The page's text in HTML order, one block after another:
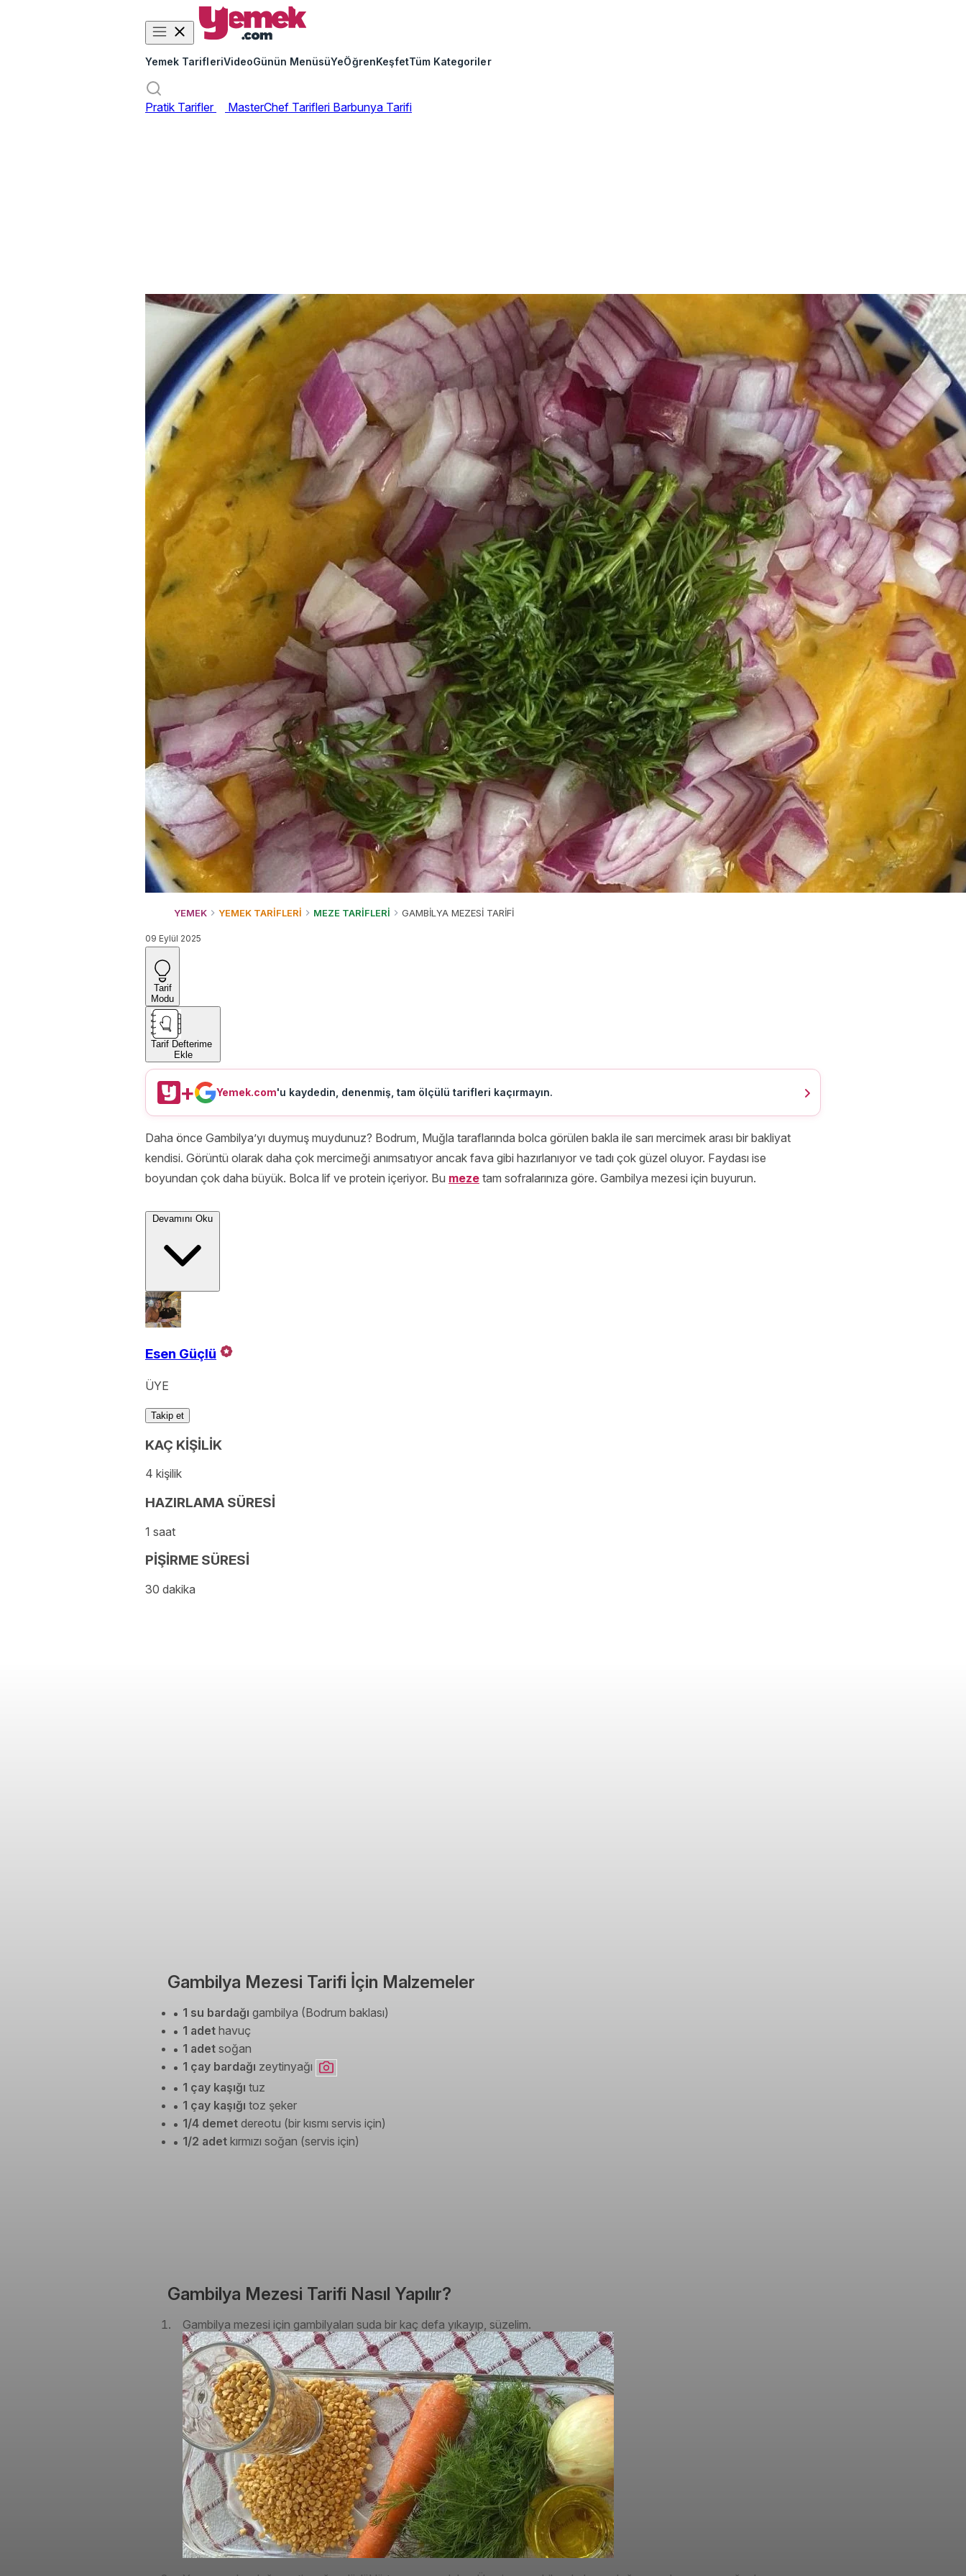
Yemek TarifleriVideoGünün MenüsüYeÖğrenKeşfetTüm Kategoriler
Pratik Tarifler MasterChef Tarifleri Barbunya Tarifi
YEMEK YEMEK TARİFLERİ MEZE TARİFLERİ GAMBİLYA MEZESİ TARİFİ
09 Eylül 2025
Tarif
Modu
Tarif Defterime
Ekle
+ Yemek.com'u kaydedin, denenmiş, tam ölçülü tarifleri kaçırmayın.
Daha önce Gambilya’yı duymuş muydunuz? Bodrum, Muğla taraflarında bolca görülen bakla ile sarı mercimek arası bir bakliyat
kendisi. Görüntü olarak daha çok mercimeği anımsatıyor ancak fava gibi hazırlanıyor ve tadı çok güzel oluyor. Faydası ise
boyundan çok daha büyük. Bolca lif ve protein içeriyor. Bu meze tam sofralarınıza göre. Gambilya mezesi için buyurun.
Devamını Oku
Esen Güçlü
ÜYE
Takip et
KAÇ KİŞİLİK
4 kişilik
HAZIRLAMA SÜRESİ
1 saat
PİŞİRME SÜRESİ
30 dakika
Gambilya Mezesi Tarifi İçin Malzemeler
1 su bardağı gambilya (Bodrum baklası)
1 adet havuç
1 adet soğan
1 çay bardağı zeytinyağı
1 çay kaşığı tuz
1 çay kaşığı toz şeker
1/4 demet dereotu (bir kısmı servis için)
1/2 adet kırmızı soğan (servis için)
Gambilya Mezesi Tarifi Nasıl Yapılır?
Gambilya mezesi için gambilyaları suda bir kaç defa yıkayıp, süzelim.